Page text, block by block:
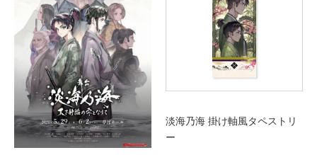
淡海乃海 掛け軸風タペストリ
ー